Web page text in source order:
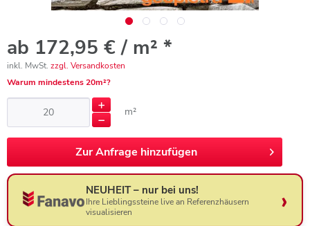
ab 172,95 € / m² *
inkl. MwSt. zzgl. Versandkosten
Warum mindestens 20m²?
m²
ZurAnfrage hinzufügen
NEUHEIT – nur bei uns!
Ihre Lieblingssteine live an Referenzhäusern
visualisieren